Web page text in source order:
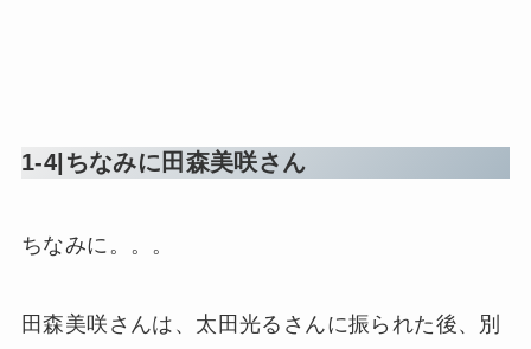
1-4|ちなみに田森美咲さん
ちなみに。。。
田森美咲さんは、太田光るさんに振られた後、別